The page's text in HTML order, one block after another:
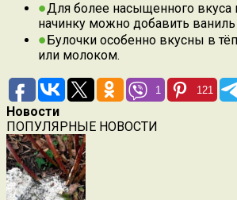
Для более насыщенного
начинку можно добавить
Булочки особенно вкусны в
или молоком.
1 121
Новости
ПОПУЛЯРНЫЕ НОВОСТИ